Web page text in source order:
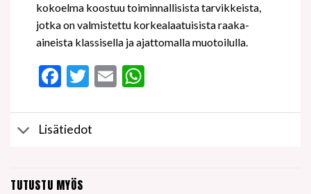
kokoelma koostuu toiminnallisista tarvikkeista,
jotka on valmistettu korkealaatuisista raaka-
aineista klassisella ja ajattomalla muotoilulla.
Facebook
Twitter
EmailWhatsApp
Lisätiedot
TUTUSTU MYÖS